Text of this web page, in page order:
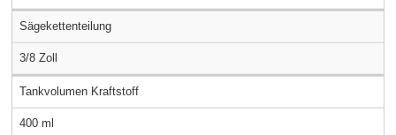
Sägekettenteilung
3/8 Zoll
Tankvolumen Kraftstoff
400 ml